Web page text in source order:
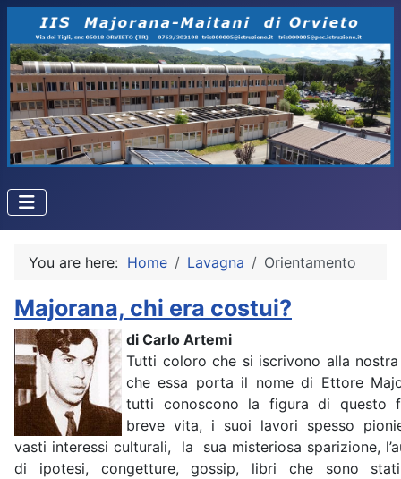
You are here: Home Lavagna Orientamento
Majorana, chi era costui?
di Carlo Artemi
Tutti coloro che si iscrivono alla
che essa porta il nome di Ettore
tutti conoscono la figura di questo
breve vita, i suoi lavori spesso
vasti interessi culturali, la sua misteriosa sparizione,
di ipotesi, congetture, gossip, libri che sono